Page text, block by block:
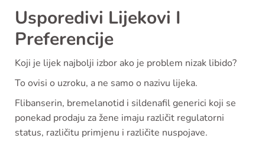
Usporedivi Lijekovi I
Preferencije
Koji je lijek najbolji izbor ako je problem nizak libido?
To ovisi o uzroku, a ne samo o nazivu lijeka.
Flibanserin, bremelanotid i sildenafil generici koji se
ponekad prodaju za žene imaju različit regulatorni
status, različitu primjenu i različite nuspojave.